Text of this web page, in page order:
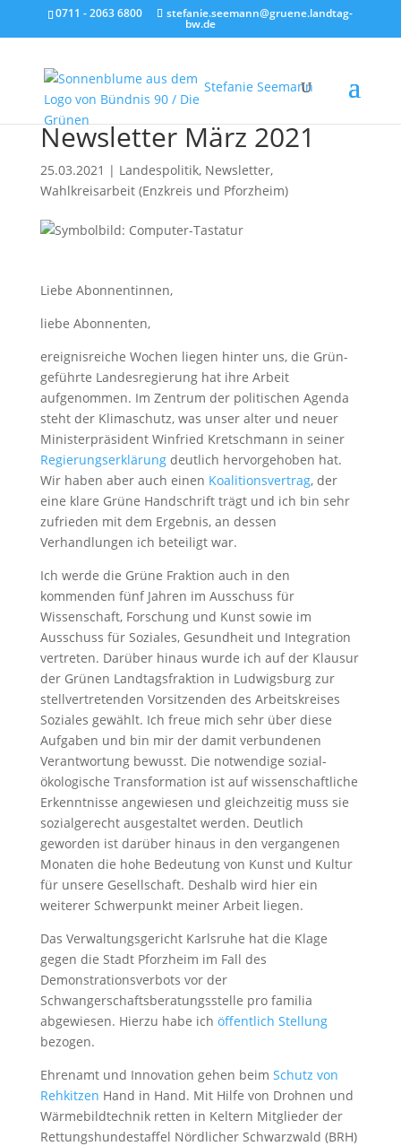
0711 - 2063 6800 stefanie.seemann@gruene.landtag-
bw.de
Stefanie Seemann
Newsletter März 2021
25.03.2021 | Landespolitik, Newsletter,
Wahlkreisarbeit (Enzkreis und Pforzheim)
Liebe Abonnentinnen,
liebe Abonnenten,
ereignisreiche Wochen liegen hinter uns, die Grün-
geführte Landesregierung hat ihre Arbeit
aufgenommen. Im Zentrum der politischen Agenda
steht der Klimaschutz, was unser alter und neuer
Ministerpräsident Winfried Kretschmann in seiner
Regierungserklärungdeutlich hervorgehoben hat.
Wir haben aber auch einen Koalitionsvertrag, der
eine klare Grüne Handschrift trägt und ich bin sehr
zufrieden mit dem Ergebnis, an dessen
Verhandlungen ich beteiligt war.
Ich werde die Grüne Fraktion auch in den
kommenden fünf Jahren im Ausschuss für
Wissenschaft, Forschung und Kunst sowie im
Ausschuss für Soziales, Gesundheit und Integration
vertreten. Darüber hinaus wurde ich auf der Klausur
der Grünen Landtagsfraktion in Ludwigsburg zur
stellvertretenden Vorsitzenden des Arbeitskreises
Soziales gewählt. Ich freue mich sehr über diese
Aufgaben und bin mir der damit verbundenen
Verantwortung bewusst. Die notwendige sozial-
ökologische Transformation ist auf wissenschaftliche
Erkenntnisse angewiesen und gleichzeitig muss sie
sozialgerecht ausgestaltet werden. Deutlich
geworden ist darüber hinaus in den vergangenen
Monaten die hohe Bedeutung von Kunst und Kultur
für unsere Gesellschaft. Deshalb wird hier ein
weiterer Schwerpunkt meiner Arbeit liegen.
Das Verwaltungsgericht Karlsruhe hat die Klage
gegen die Stadt Pforzheim im Fall des
Demonstrationsverbots vor der
Schwangerschaftsberatungsstelle pro familia
abgewiesen. Hierzu habe ich öffentlich Stellung
bezogen.
Ehrenamt und Innovation gehen beim Schutz von
Rehkitzen Hand in Hand. Mit Hilfe von Drohnen und
Wärmebildtechnik retten in Keltern Mitglieder der
Rettungshundestaffel Nördlicher Schwarzwald (BRH)